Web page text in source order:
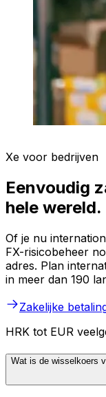
Xe voor bedrijven
Eenvoudig
hele wereld.
Of je nu
FX-risicobeheer
adres. Plan
in meer dan 190
Zakelijke
HRK tot EUR
Wat is de wisselkoers